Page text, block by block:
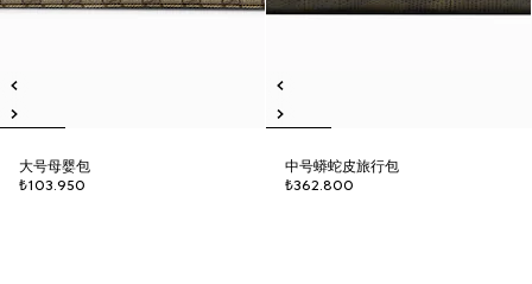
大号母婴包
₺103.950
中号蟒蛇皮旅行包
₺362.800